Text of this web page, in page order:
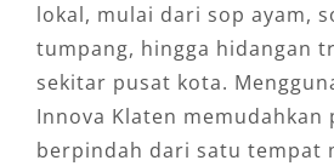
lokal, mulai dari sop ayam,
tumpang, hingga hidangan
sekitar pusat kota.
Innova Klaten memudahkan
berpindah dari satu tempat